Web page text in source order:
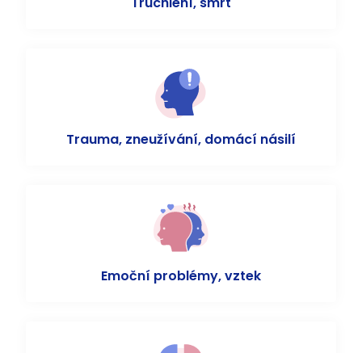
Trauma, zneužívání, domácí násilí
Emoční problémy, vztek